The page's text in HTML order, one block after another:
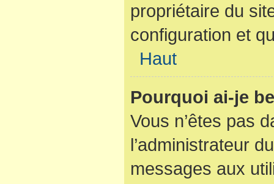
propriétaire du
configuration et
Haut
Pourquoi ai-je
Vous n’êtes pas
l’administrateur
messages aux